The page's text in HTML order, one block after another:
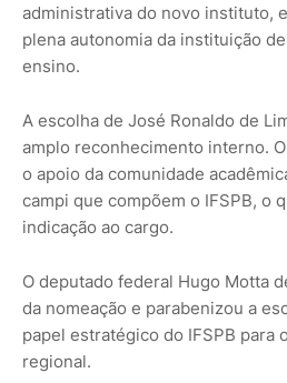
administrativa do novo instituto,
plena autonomia da instituição
ensino.
A escolha de José Ronaldo de
amplo reconhecimento interno.
o apoio da comunidade
campi que compõem o IFSPB, o
indicação ao cargo.
O deputado federal Hugo Motta
da nomeação e parabenizou a
papel estratégico do IFSPB para
regional.